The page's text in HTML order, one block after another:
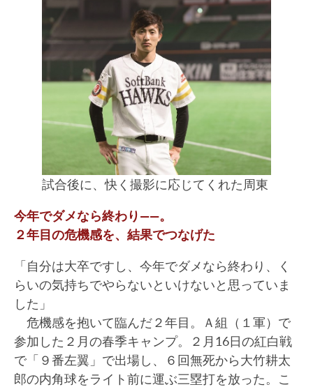
試合後に、快く撮影に応じてくれた周東
今年でダメなら終わり――。
２年目の危機感を、結果でつなげた
「自分は大卒ですし、今年でダメなら終わり、く
らいの気持ちでやらないといけないと思っていま
した」
危機感を抱いて臨んだ２年目。Ａ組（１軍）で
参加した２月の春季キャンプ。２月16日の紅白戦
で「９番左翼」で出場し、６回無死から大竹耕太
郎の内角球をライト前に運ぶ三塁打を放った。こ